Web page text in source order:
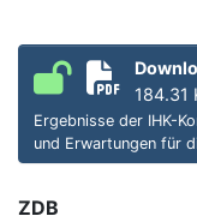
184.31
Ergebnisse der IHK-
und Erwartungen für
ZDB